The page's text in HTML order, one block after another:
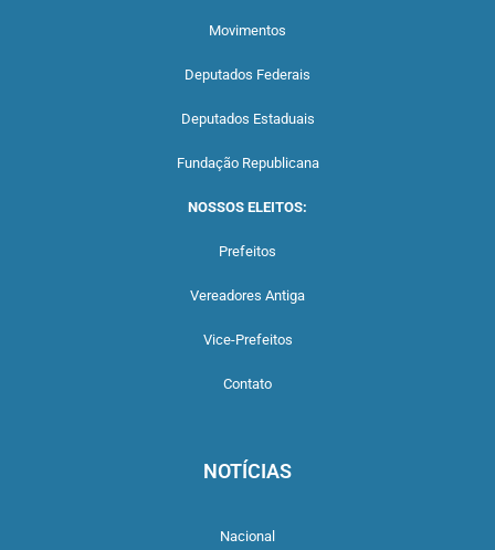
Movimentos
Deputados Federais
Deputados Estaduais
Fundação Republicana
NOSSOS ELEITOS:
Prefeitos
Vereadores Antiga
Vice-Prefeitos
Contato
NOTÍCIAS
Nacional